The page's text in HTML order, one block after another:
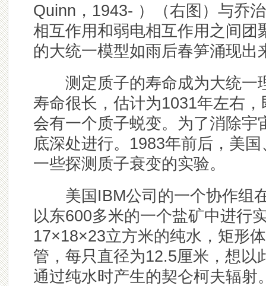
Quinn，1943- ）（右图）与乔
相互作用和弱电相互作用之间
的大统一模型如雨后春笋涌现出
测定质子的寿命成为大统一
寿命很长，估计为1031年左右
会有一个质子蜕变。为了消除
底深处进行。1983年前后，美
一些探测质子衰变的实验。
美国IBM公司的一个协作组
以东600多米的一个盐矿中进行
17×18×23立方米的纯水，矩形
管，每只直径为12.5厘米，想以
通过纯水时产生的契仑柯夫辐